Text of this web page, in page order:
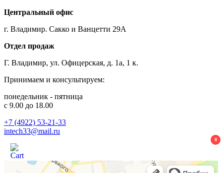
Центральный офис
г. Владимир. Сакко и Ванцетти 29А
Отдел продаж
Г. Владимир, ул. Офицерская, д. 1а, 1 к.
Принимаем и консультируем:
понедельник - пятница
с 9.00 до 18.00
+7 (4922) 53-21-33
intech33@mail.ru
0